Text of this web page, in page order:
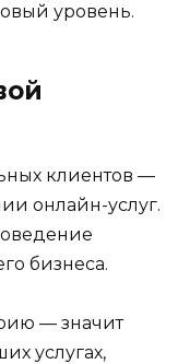
уровень.
клиентов —
онлайн-услуг.
бизнеса.
— значит
услугах,